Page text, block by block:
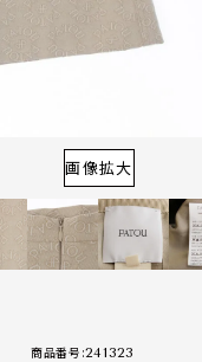
画像拡大
商品番号 241323